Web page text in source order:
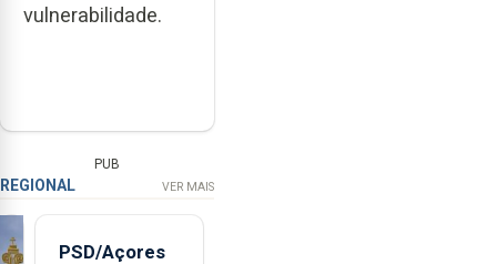
vulnerabilidade.
PUB
REGIONAL VER MAIS
PSD/Açores